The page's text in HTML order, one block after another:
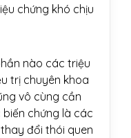
chứng khó chịu
nào các triệu
trị chuyên khoa
vô cùng cần
chứng là các
đổi thói quen